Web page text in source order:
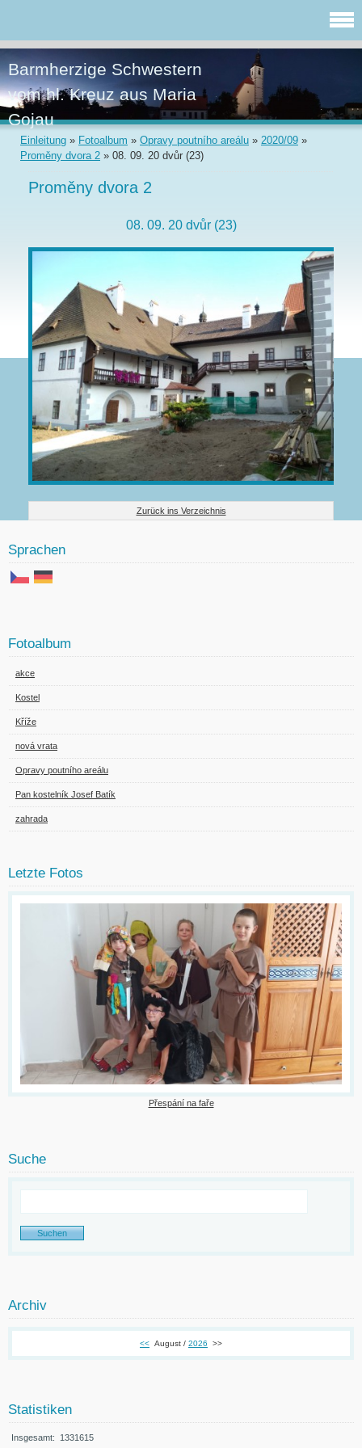
Barmherzige Schwestern
vom hl. Kreuz aus Maria
Gojau
Einleitung » Fotoalbum » Opravy poutního areálu » 2020/09 »
Proměny dvora 2 » 08. 09. 20 dvůr (23)
Proměny dvora 2
08. 09. 20 dvůr (23)
Zurück ins Verzeichnis
Sprachen
Fotoalbum
akce
Kostel
Kříže
nová vrata
Opravy poutního areálu
Pan kostelník Josef Batík
zahrada
Letzte Fotos
Přespání na faře
Suche
Archiv
<< August / 2026 >>
Statistiken
Insgesamt: 1331615